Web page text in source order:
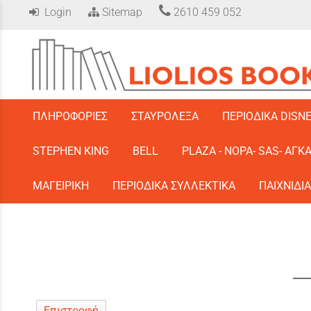
Login Sitemap 2610 459 052
ΠΛΗΡΟΦΟΡΙΕΣ ΣΤΑΥΡΟΛΕΞΑ ΠΕΡΙΟΔΙΚΑ
STEPHEN KING BELL PLAZA - ΝΟΡΑ- SAS-
ΜΑΓΕΙΡΙΚΗ ΠΕΡΙΟΔΙΚΑ ΣΥΛΛΕΚΤΙΚΑ ΠΑΙΧΝΙΔΙΑ